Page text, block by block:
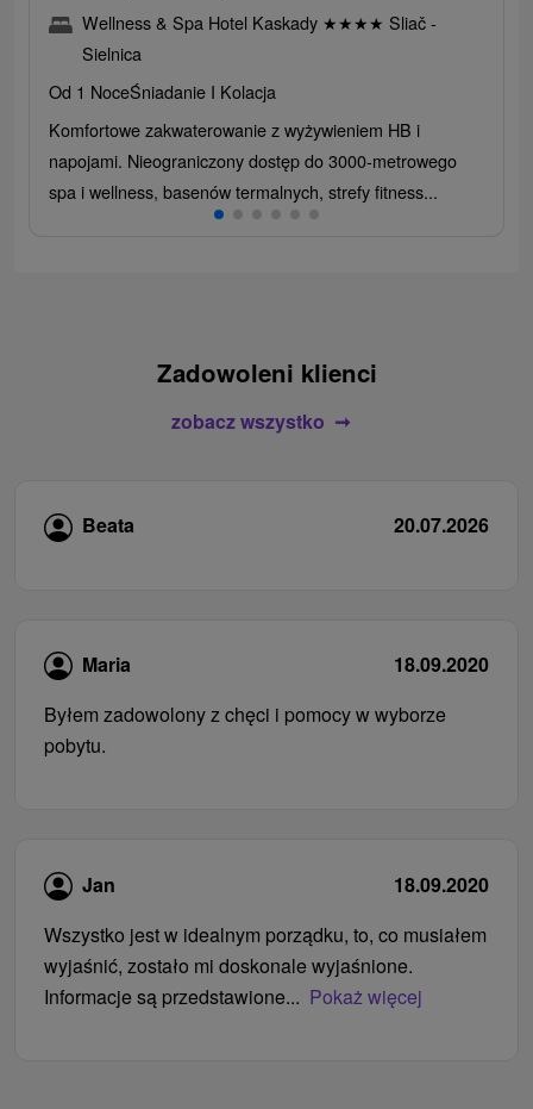
Wellness & Spa Hotel Kaskady ★★★★ Sliač -
Sielnica
Od 1 NoceŚniadanie I Kolacja
Komfortowe zakwaterowanie z wyżywieniem HB i
napojami. Nieograniczony dostęp do 3000-metrowego
spa i wellness, basenów termalnych, strefy fitness...
Zadowoleni klienci
zobacz wszystko
Beata 20.07.2026
Maria
18.09.2020
Byłem zadowolony z chęci i pomocy w wyborze
pobytu.
Jan
18.09.2020
Wszystko jest w idealnym porządku, to, co musiałem
wyjaśnić, zostało mi doskonale wyjaśnione.
Informacje są przedstawione... Pokaż więcej